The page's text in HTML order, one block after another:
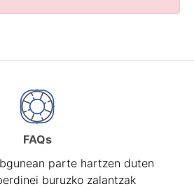
FAQs
parte hartzen duten
buruzko zalantzak